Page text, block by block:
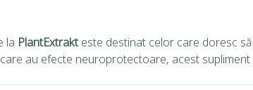
la PlantExtrakteste destinat celor care doresc
au efecte neuroprotectoare, acest